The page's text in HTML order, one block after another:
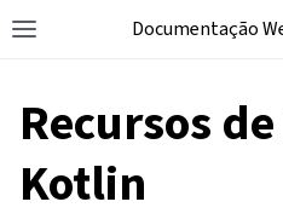
Toggle site navigation sidebar
Documentação
Recursos
Kotlin